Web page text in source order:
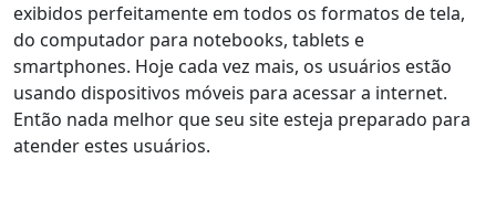
exibidos perfeitamente em todos os formatos de tela,
do computador para notebooks, tablets e
smartphones. Hoje cada vez mais, os usuários estão
usando dispositivos móveis para acessar a internet.
Então nada melhor que seu site esteja preparado para
atender estes usuários.